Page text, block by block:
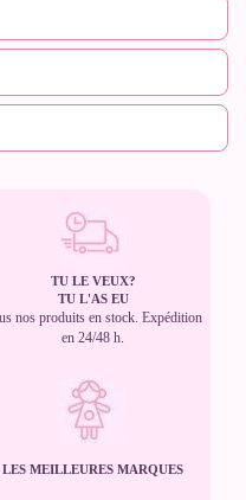
TU LE VEUX?
TU L'AS EU
nos produits en stock. Expédition
en 24/48 h.
LES MEILLEURES MARQUES